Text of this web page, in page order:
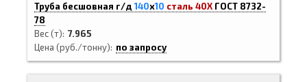
Труба бесшовная г/д140х10 сталь 40Х ГОСТ 8732-
78
Вес (т) 7.965
Цена (руб./тонну)
по запросу